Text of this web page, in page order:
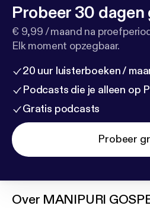
Probeer 30
€ 9,99 / maand na
Elk moment opzegbaar.
20 uur luisterboeken /
Podcasts die je alleen op
Gratis podcasts
Probeer
Over MANIPURI